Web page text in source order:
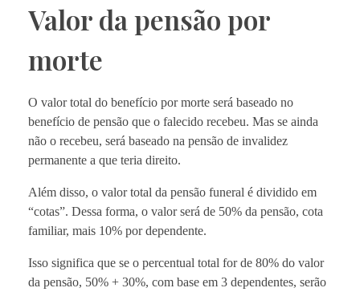
Valor da pensão por
morte
O valor total do benefício por morte será baseado no
benefício de pensão que o falecido recebeu. Mas se ainda
não o recebeu, será baseado na pensão de invalidez
permanente a que teria direito.
Além disso, o valor total da pensão funeral é dividido em
“cotas”. Dessa forma, o valor será de 50% da pensão, cota
familiar, mais 10% por dependente.
Isso significa que se o percentual total for de 80% do valor
da pensão, 50% + 30%, com base em 3 dependentes, serão